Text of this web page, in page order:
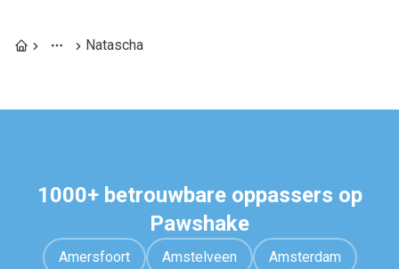
Natascha
1000+ betrouwbare oppassers op
Pawshake
Amersfoort Amstelveen Amsterdam